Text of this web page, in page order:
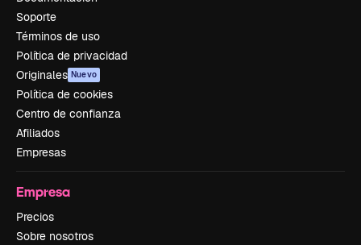
Soporte
Términos de uso
Política de privacidad
Originales Nuevo
Política de cookies
Centro de confianza
Afiliados
Empresas
Empresa
Precios
Sobre nosotros